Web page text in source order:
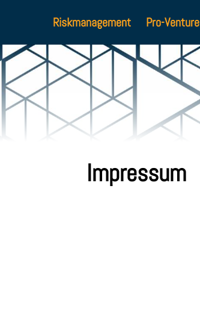
Riskmanagement Pro-Venture
Impressum